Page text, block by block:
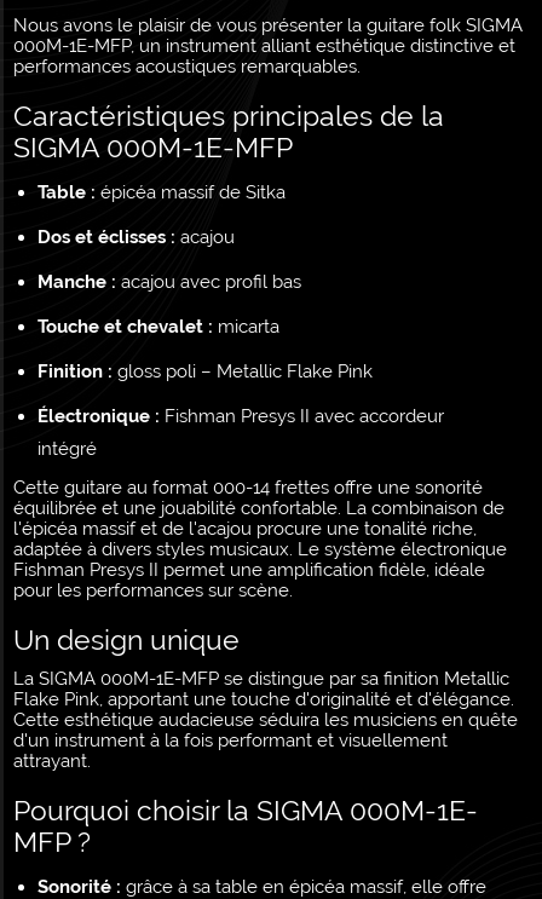
Nous avons le plaisir de vous présenter la guitare folk SIGMA
000M-1E-MFP, un instrument alliant esthétique distinctive et
performances acoustiques remarquables.
Caractéristiques principales de la
SIGMA 000M-1E-MFP
Table : épicéa massif de Sitka
Dos et éclisses : acajou
Manche : acajou avec profil bas
Touche et chevalet : micarta
Finition : gloss poli – Metallic Flake Pink
Électronique : Fishman Presys II avec accordeur
intégré
Cette guitare au format 000-14 frettes offre une sonorité
équilibrée et une jouabilité confortable. La combinaison de
l'épicéa massif et de l'acajou procure une tonalité riche,
adaptée à divers styles musicaux. Le système électronique
Fishman Presys II permet une amplification fidèle, idéale
pour les performances sur scène.
Un design unique
La SIGMA 000M-1E-MFP se distingue par sa finition Metallic
Flake Pink, apportant une touche d'originalité et d'élégance.
Cette esthétique audacieuse séduira les musiciens en quête
d'un instrument à la fois performant et visuellement
attrayant.
Pourquoi choisir la SIGMA 000M-1E-
MFP ?
Sonorité : grâce à sa table en épicéa massif, elle offre